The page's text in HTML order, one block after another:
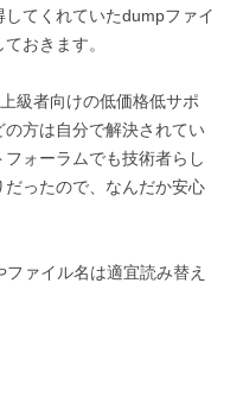
てくれていたdumpファイ
おきます。
級者向けの低価格低サポ
方は自分で解決されてい
ォーラムでも技術者らし
ったので、なんだか安心
ァイル名は適宜読み替え